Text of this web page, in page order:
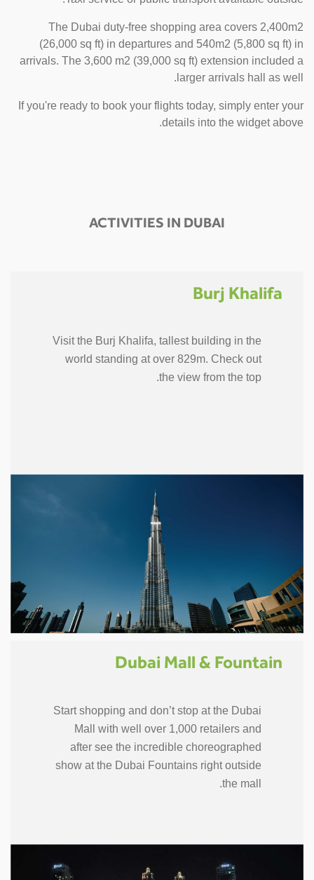
The Dubai duty-free shopping area covers 2,400m2
(26,000 sq ft) in departures and 540m2 (5,800 sq ft) in
arrivals. The 3,600 m2 (39,000 sq ft) extension included a
larger arrivals hall as well.
If you're ready to book your flights today, simply enter your
details into the widget above.
ACTIVITIES IN DUBAI
Burj Khalifa
Visit the Burj Khalifa, tallest building in the
world standing at over 829m. Check out
the view from the top.
Dubai Mall & Fountain
Start shopping and don’t stop at the Dubai
Mall with well over 1,000 retailers and
after see the incredible choreographed
show at the Dubai Fountains right outside
the mall.